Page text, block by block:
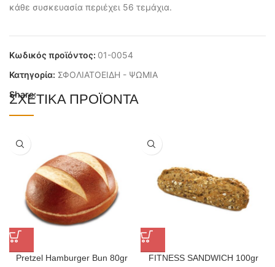
κάθε συσκευασία περιέχει 56 τεμάχια.
Κωδικός προϊόντος: 01-0054
Κατηγορία: ΣΦΟΛΙΑΤΟΕΙΔΗ - ΨΩΜΙΑ
Share:
ΣΧΕΤΙΚΆ ΠΡΟΪΌΝΤΑ
Pretzel Hamburger Bun 80gr FITNESS SANDWICH 100gr